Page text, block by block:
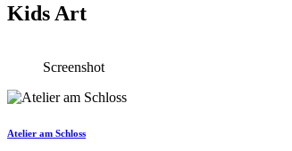
Kids Art
Screenshot
Atelier am Schloss